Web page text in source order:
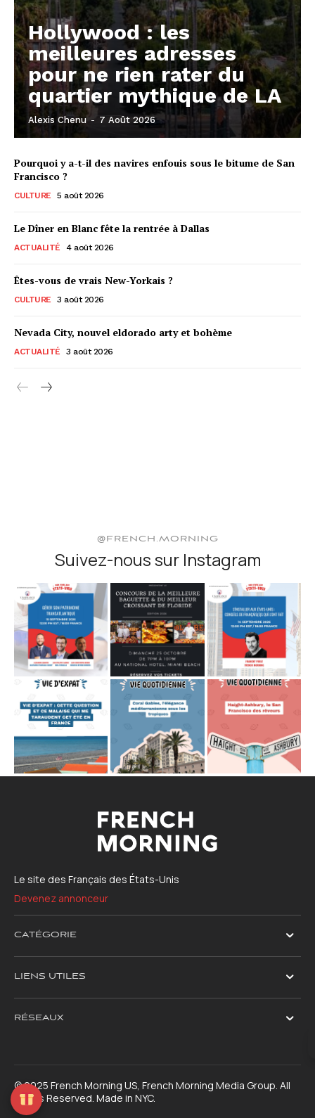
Hollywood : les
meilleures adresses
pour ne rien rater du
quartier mythique de LA
Alexis Chenu - 7 Août 2026
Pourquoi y a-t-il des navires enfouis sous le bitume de San
Francisco ?
CULTURE 5 août 2026
Le Dîner en Blanc fête la rentrée à Dallas
ACTUALITÉ 4 août 2026
Êtes-vous de vrais New-Yorkais ?
CULTURE 3 août 2026
Nevada City, nouvel eldorado arty et bohème
ACTUALITÉ 3 août 2026
@FRENCH.MORNING
Suivez-nous sur Instagram
Le site des Français des États-Unis
Devenez annonceur
CATÉGORIE
LIENS UTILES
RÉSEAUX
© 2025 French Morning US, French Morning Media Group. All
Rights Reserved. Made in NYC.